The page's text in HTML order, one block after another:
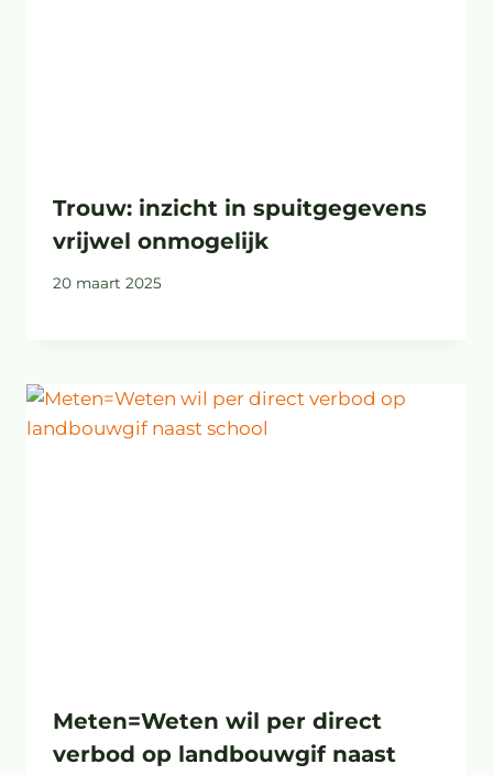
Trouw: inzicht in spuitgegevens
vrijwel onmogelijk
20 maart 2025
Meten=Weten wil per direct
verbod op landbouwgif naast